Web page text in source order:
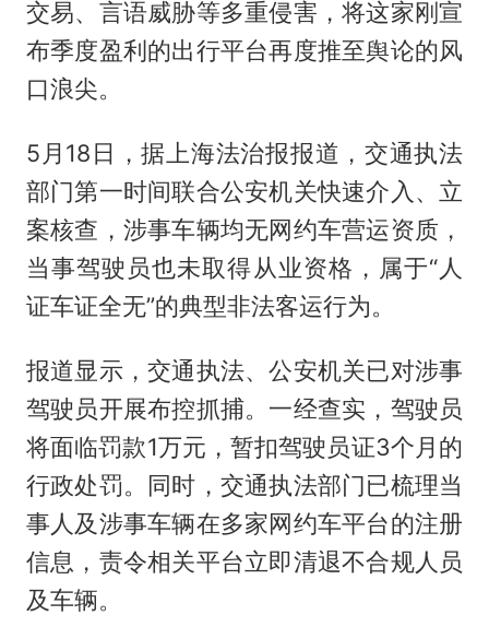
交易、言语威胁等多重侵害，将这家刚宣
布季度盈利的出行平台再度推至舆论的风
口浪尖。
5月18日，据上海法治报报道，交通执法
部门第一时间联合公安机关快速介入、立
案核查，涉事车辆均无网约车营运资质，
当事驾驶员也未取得从业资格，属于“人
证车证全无”的典型非法客运行为。
报道显示，交通执法、公安机关已对涉事
驾驶员开展布控抓捕。一经查实，驾驶员
将面临罚款1万元，暂扣驾驶员证3个月的
行政处罚。同时，交通执法部门已梳理当
事人及涉事车辆在多家网约车平台的注册
信息，责令相关平台立即清退不合规人员
及车辆。